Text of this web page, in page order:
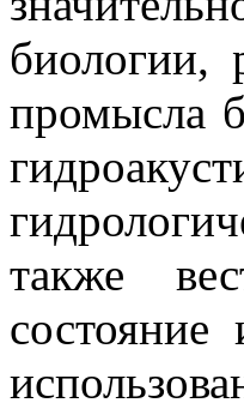
биологии,
промысла
также